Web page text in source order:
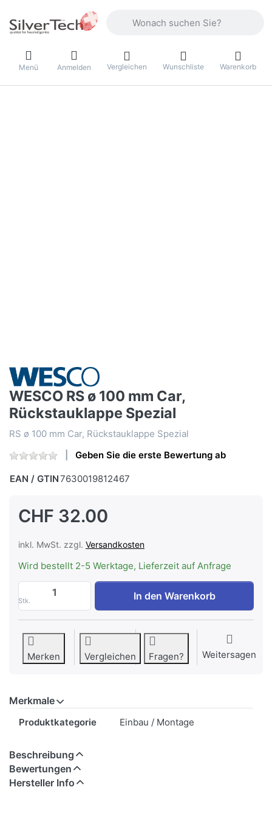
Menü Anmelden Vergleichen Wunschliste Warenkorb
WESCO RS ø 100 mm Car,
Rückstauklappe Spezial
RS ø 100 mm Car, Rückstauklappe Spezial
Geben Sie die erste Bewertung ab
EAN / GTIN7630019812467
CHF 32.00
inkl. MwSt. zzgl. Versandkosten
Wird bestellt 2-5 Werktage, Lieferzeit auf Anfrage
Stk.
WESCO RS ø 100 mm Car,
In den Warenkorb
Merken Vergleichen Fragen? Weitersagen
Merkmale
Produktkategorie Einbau / Montage
Beschreibung
Bewertungen
Hersteller Info